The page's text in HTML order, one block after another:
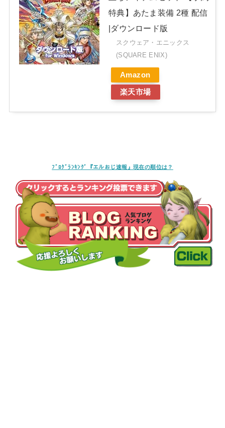
特典】あたま装備 2種 配信
|ダウンロード版
スクウェア・エニックス
(SQUARE ENIX)
Amazon
楽天市場
ﾌﾞﾛｸﾞﾗﾝｷﾝｸﾞ『エルおじ速報』現在の順位は？